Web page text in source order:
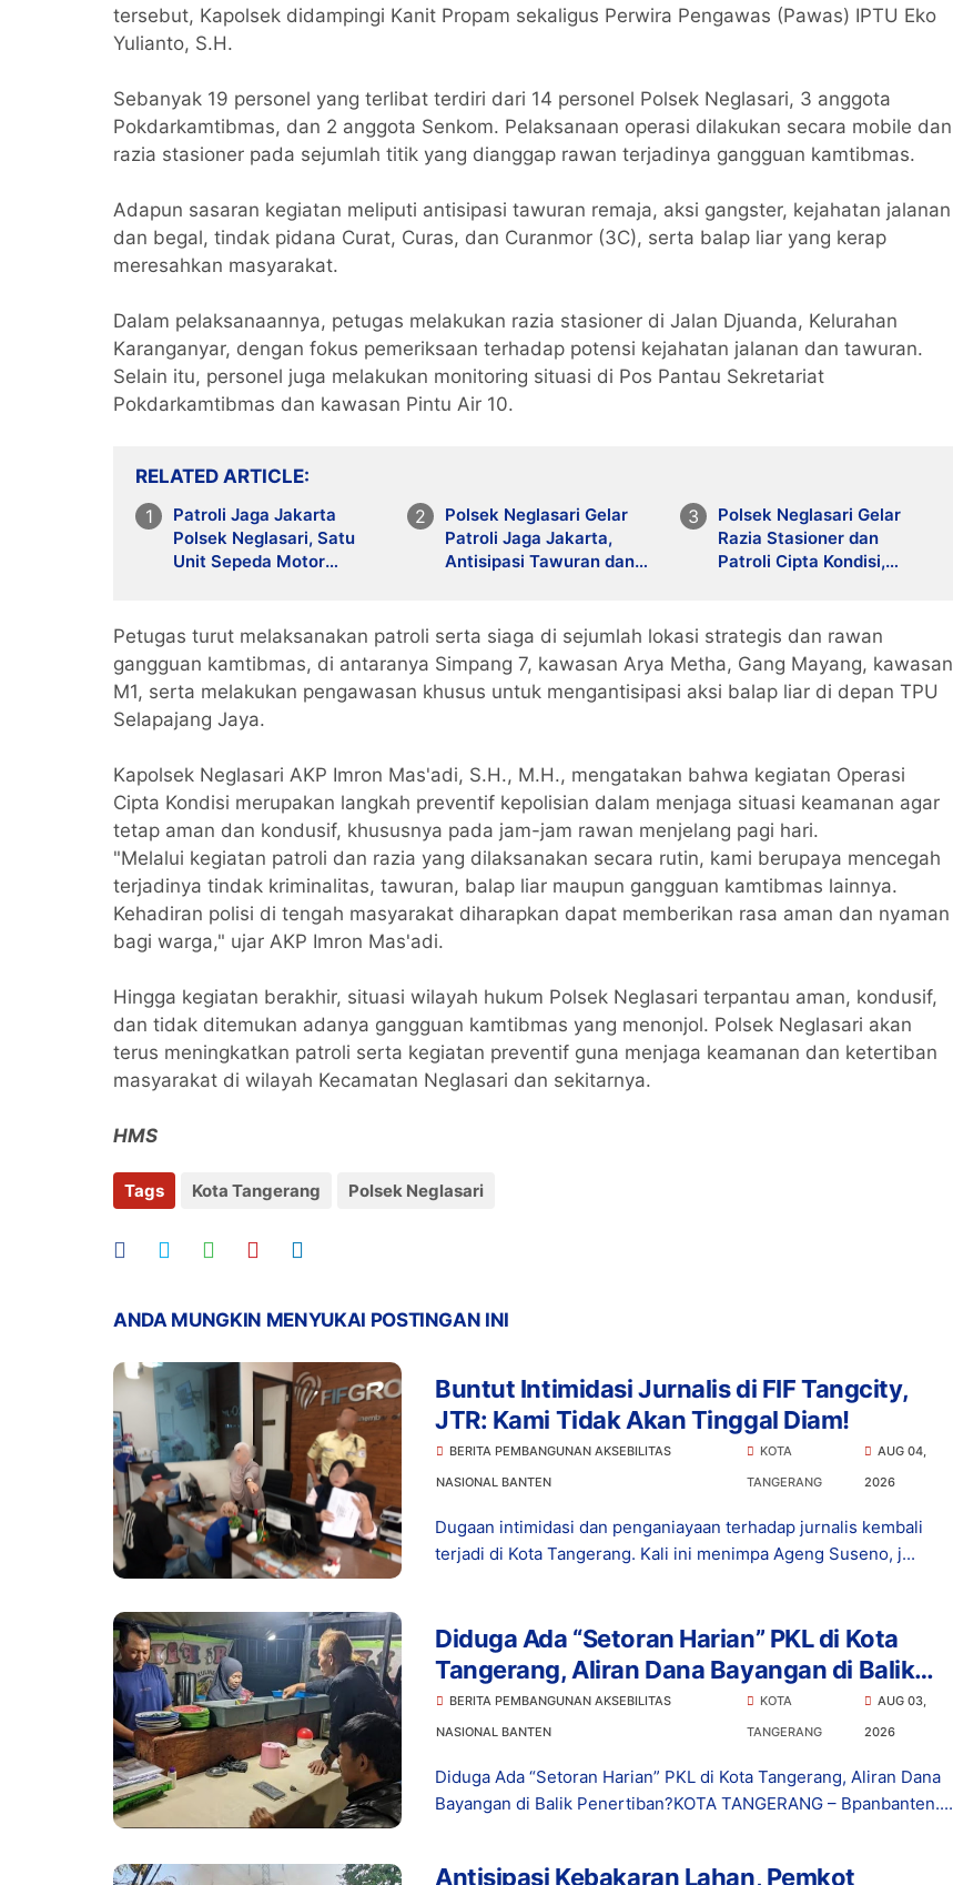
tersebut, Kapolsek didampingi Kanit Propam sekaligus Perwira Pengawas (Pawas) IPTU Eko
Yulianto, S.H.
Sebanyak 19 personel yang terlibat terdiri dari 14 personel Polsek Neglasari, 3 anggota
Pokdarkamtibmas, dan 2 anggota Senkom. Pelaksanaan operasi dilakukan secara mobile dan
razia stasioner pada sejumlah titik yang dianggap rawan terjadinya gangguan kamtibmas.
Adapun sasaran kegiatan meliputi antisipasi tawuran remaja, aksi gangster, kejahatan jalanan
dan begal, tindak pidana Curat, Curas, dan Curanmor (3C), serta balap liar yang kerap
meresahkan masyarakat.
Dalam pelaksanaannya, petugas melakukan razia stasioner di Jalan Djuanda, Kelurahan
Karanganyar, dengan fokus pemeriksaan terhadap potensi kejahatan jalanan dan tawuran.
Selain itu, personel juga melakukan monitoring situasi di Pos Pantau Sekretariat
Pokdarkamtibmas dan kawasan Pintu Air 10.
RELATED ARTICLE
Patroli Jaga Jakarta
Polsek Neglasari, Satu
Unit Sepeda Motor
Polsek Neglasari Gelar
Patroli Jaga Jakarta,
Antisipasi Tawuran dan
Polsek Neglasari Gelar
Razia Stasioner dan
Patroli Cipta Kondisi,
Petugas turut melaksanakan patroli serta siaga di sejumlah lokasi strategis dan rawan
gangguan kamtibmas, di antaranya Simpang 7, kawasan Arya Metha, Gang Mayang, kawasan
M1, serta melakukan pengawasan khusus untuk mengantisipasi aksi balap liar di depan TPU
Selapajang Jaya.
Kapolsek Neglasari AKP Imron Mas'adi, S.H., M.H., mengatakan bahwa kegiatan Operasi
Cipta Kondisi merupakan langkah preventif kepolisian dalam menjaga situasi keamanan agar
tetap aman dan kondusif, khususnya pada jam-jam rawan menjelang pagi hari.
"Melalui kegiatan patroli dan razia yang dilaksanakan secara rutin, kami berupaya mencegah
terjadinya tindak kriminalitas, tawuran, balap liar maupun gangguan kamtibmas lainnya.
Kehadiran polisi di tengah masyarakat diharapkan dapat memberikan rasa aman dan nyaman
bagi warga," ujar AKP Imron Mas'adi.
Hingga kegiatan berakhir, situasi wilayah hukum Polsek Neglasari terpantau aman, kondusif,
dan tidak ditemukan adanya gangguan kamtibmas yang menonjol. Polsek Neglasari akan
terus meningkatkan patroli serta kegiatan preventif guna menjaga keamanan dan ketertiban
masyarakat di wilayah Kecamatan Neglasari dan sekitarnya.
HMS
Tags Kota Tangerang Polsek Neglasari
ANDA MUNGKIN MENYUKAI POSTINGAN INI
Buntut Intimidasi Jurnalis di FIF Tangcity,
JTR: Kami Tidak Akan Tinggal Diam!
BERITA PEMBANGUNAN AKSEBILITAS
NASIONAL BANTEN
KOTA
TANGERANG
AUG 04,
2026
Dugaan intimidasi dan penganiayaan terhadap jurnalis kembali
terjadi di Kota Tangerang. Kali ini menimpa Ageng Suseno, j...
Diduga Ada “Setoran Harian” PKL di Kota
Tangerang, Aliran Dana Bayangan di Balik
Penertiban?
BERITA PEMBANGUNAN AKSEBILITAS
NASIONAL BANTEN
KOTA
TANGERANG
AUG 03,
2026
Diduga Ada “Setoran Harian” PKL di Kota Tangerang, Aliran Dana
Bayangan di Balik Penertiban?KOTA TANGERANG – Bpanbanten....
Antisipasi Kebakaran Lahan, Pemkot